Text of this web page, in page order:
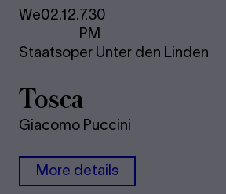
We02.12.7.30
PM
Staatsoper Unter den Linden
Tosca
Giacomo Puccini
More details